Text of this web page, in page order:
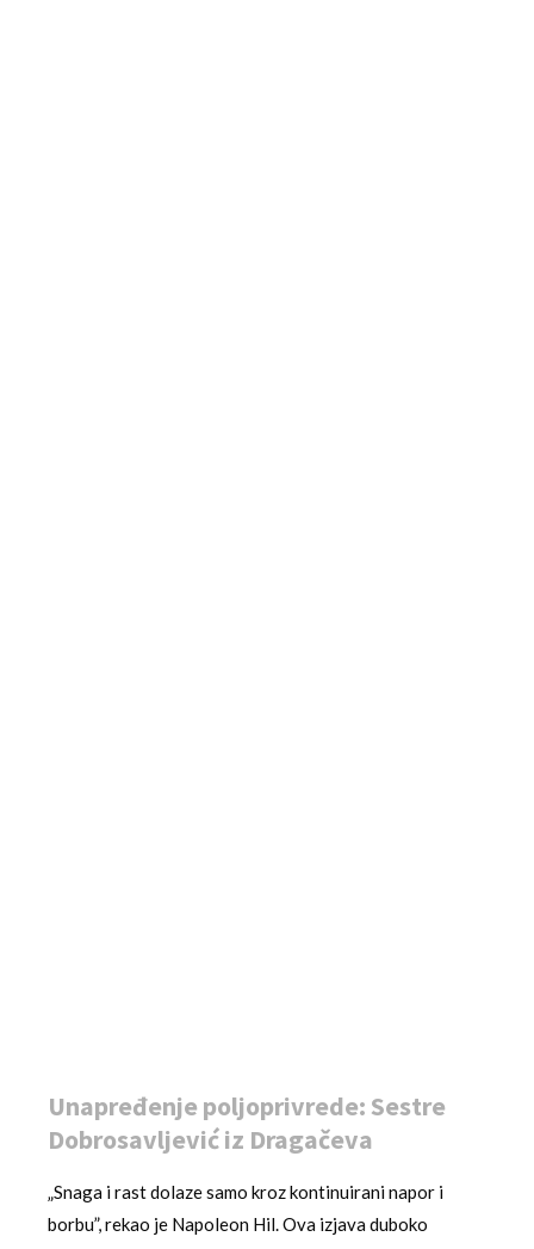
Unapređenje poljoprivrede: Sestre
Dobrosavljević iz Dragačeva
„Snaga i rast dolaze samo kroz kontinuirani napor i
borbu”, rekao je Napoleon Hil. Ova izjava duboko